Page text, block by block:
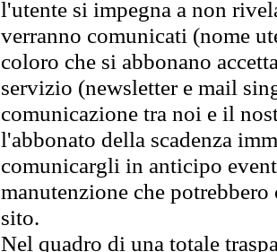
l'utente si impegna a non
verranno comunicati (nome
coloro che si abbonano
servizio (newsletter e mail
comunicazione tra noi e il
l'abbonato della scadenza
comunicargli in anticipo
manutenzione che
sito.
Nel quadro di una totale